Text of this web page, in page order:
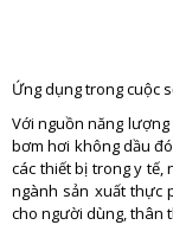
Ứng dụng trong cuộc
Với nguồn năng
bơm hơi không dầu
các thiết bị trong y
ngành sản xuất thực
cho người dùng, thân